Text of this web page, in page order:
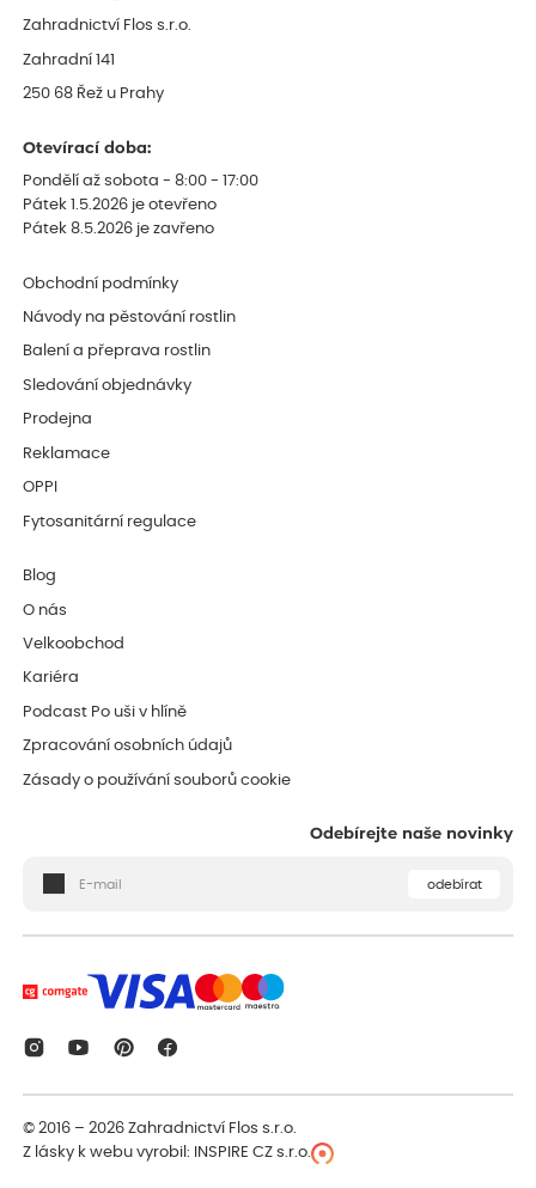
Zahradnictví Flos s.r.o.
Zahradní 141
250 68 Řež u Prahy
Otevírací doba:
Pondělí až sobota - 8:00 - 17:00
Pátek 1.5.2026 je otevřeno
Pátek 8.5.2026 je zavřeno
Obchodní podmínky
Návody na pěstování rostlin
Balení a přeprava rostlin
Sledování objednávky
Prodejna
Reklamace
OPPI
Fytosanitární regulace
Blog
O nás
Velkoobchod
Kariéra
Podcast Po uši v hlíně
Zpracování osobních údajů
Zásady o používání souborů cookie
Odebírejte naše novinky
odebírat
© 2016 – 2026Zahradnictví Flos s.r.o.
Z lásky k webu vyrobil:
INSPIRE CZ s.r.o.